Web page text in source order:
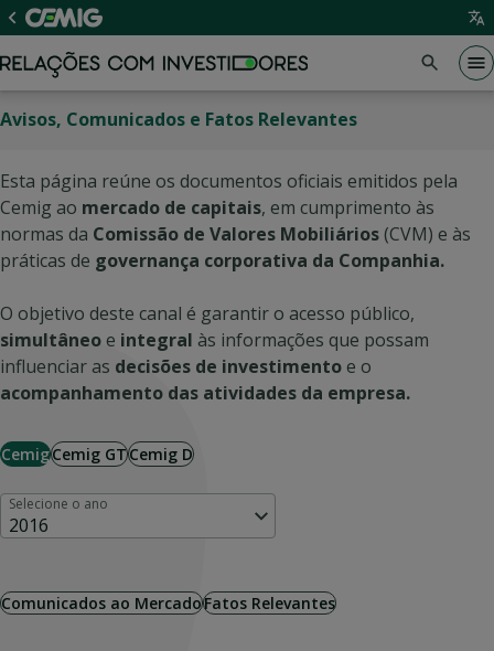
Avisos, Comunicados e Fatos Relevantes
Esta página reúne os documentos oficiais emitidos pela
Cemig ao mercado de capitais, em cumprimento às
normas da Comissão de Valores Mobiliários(CVM) e às
práticas de governança corporativa da Companhia.
O objetivo deste canal é garantir o acesso público,
simultâneoe integral às informações que possam
influenciar as decisões de investimentoe o
acompanhamento das atividades da empresa.
CemigCemig GTCemig D
Selecione o ano
2016
Comunicados ao MercadoFatos Relevantes